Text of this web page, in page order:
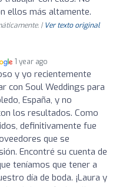
ellos más altamente.
| Ver texto original
1 year ago
y yo recientemente
con Soul Weddings para
España, y no
los resultados. Como
definitivamente fue
que se
Encontré su cuenta de
teníamos que tener a
día de boda. ¡Laura y